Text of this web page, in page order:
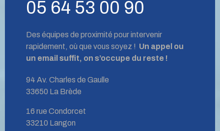
05 64 53 00 90
Des équipes de proximité pour intervenir
rapidement, où que vous soyez ! Un appel ou
un email suffit, on s’occupe du reste !
94 Av. Charles de Gaulle
33650 La Brède
16 rue Condorcet
33210 Langon